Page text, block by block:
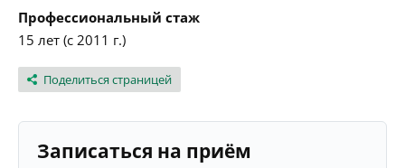
Профессиональный стаж
15 лет (с 2011 г.)
Поделиться страницей
Записаться на приём